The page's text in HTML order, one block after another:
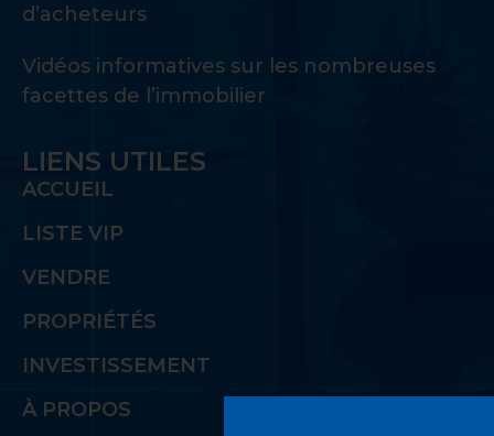
d’acheteurs
Vidéos informatives sur les nombreuses
facettes de l’immobilier
LIENS UTILES
ACCUEIL
LISTE VIP
VENDRE
PROPRIÉTÉS
INVESTISSEMENT
À PROPOS